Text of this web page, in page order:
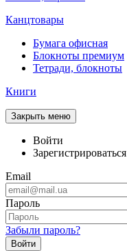
Канцтовары
Бумага офисная
Блокноты премиум
Тетради, блокноты
Книги
Закрыть меню
Войти
Зарегистрироваться
Email
Пароль
Забыли пароль?
Войти